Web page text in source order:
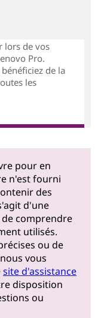
lors de vos
Pro.
de la
les
pour en
n'est fourni
des
d'une
comprendre
utilisés.
ou de
vous
site d'assistance
disposition
ou